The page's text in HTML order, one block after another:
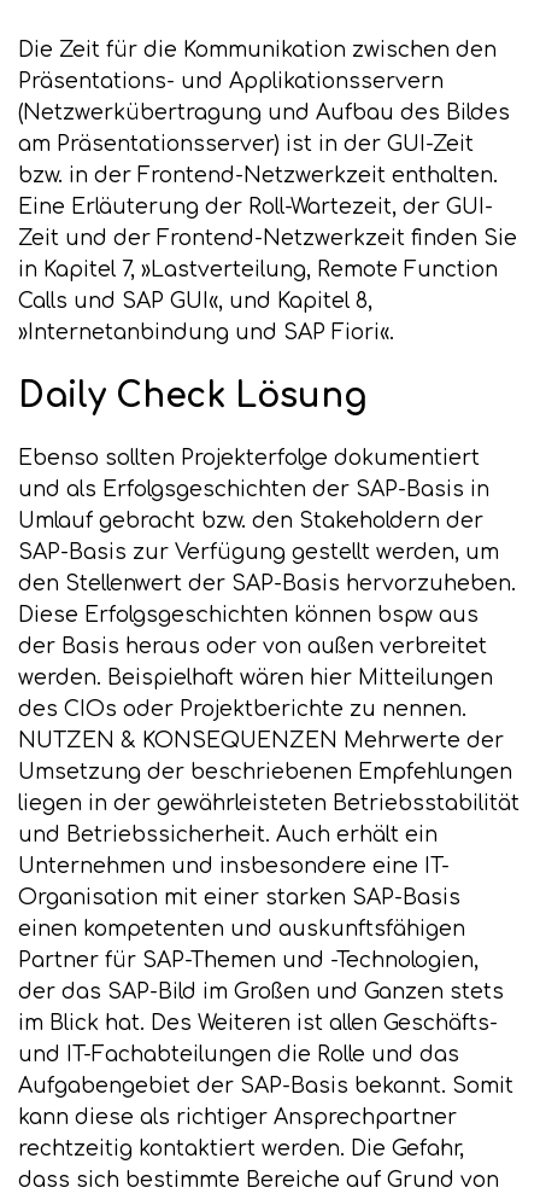
Die Zeit für die Kommunikation zwischen den
Präsentations- und Applikationsservern
(Netzwerkübertragung und Aufbau des Bildes
am Präsentationsserver) ist in der GUI-Zeit
bzw. in der Frontend-Netzwerkzeit enthalten.
Eine Erläuterung der Roll-Wartezeit, der GUI-
Zeit und der Frontend-Netzwerkzeit finden Sie
in Kapitel 7, »Lastverteilung, Remote Function
Calls und SAP GUI«, und Kapitel 8,
»Internetanbindung und SAP Fiori«.
Daily Check Lösung
Ebenso sollten Projekterfolge dokumentiert
und als Erfolgsgeschichten der SAP-Basis in
Umlauf gebracht bzw. den Stakeholdern der
SAP-Basis zur Verfügung gestellt werden, um
den Stellenwert der SAP-Basis hervorzuheben.
Diese Erfolgsgeschichten können bspw aus
der Basis heraus oder von außen verbreitet
werden. Beispielhaft wären hier Mitteilungen
des CIOs oder Projektberichte zu nennen.
NUTZEN & KONSEQUENZEN Mehrwerte der
Umsetzung der beschriebenen Empfehlungen
liegen in der gewährleisteten Betriebsstabilität
und Betriebssicherheit. Auch erhält ein
Unternehmen und insbesondere eine IT-
Organisation mit einer starken SAP-Basis
einen kompetenten und auskunftsfähigen
Partner für SAP-Themen und -Technologien,
der das SAP-Bild im Großen und Ganzen stets
im Blick hat. Des Weiteren ist allen Geschäfts-
und IT-Fachabteilungen die Rolle und das
Aufgabengebiet der SAP-Basis bekannt. Somit
kann diese als richtiger Ansprechpartner
rechtzeitig kontaktiert werden. Die Gefahr,
dass sich bestimmte Bereiche auf Grund von